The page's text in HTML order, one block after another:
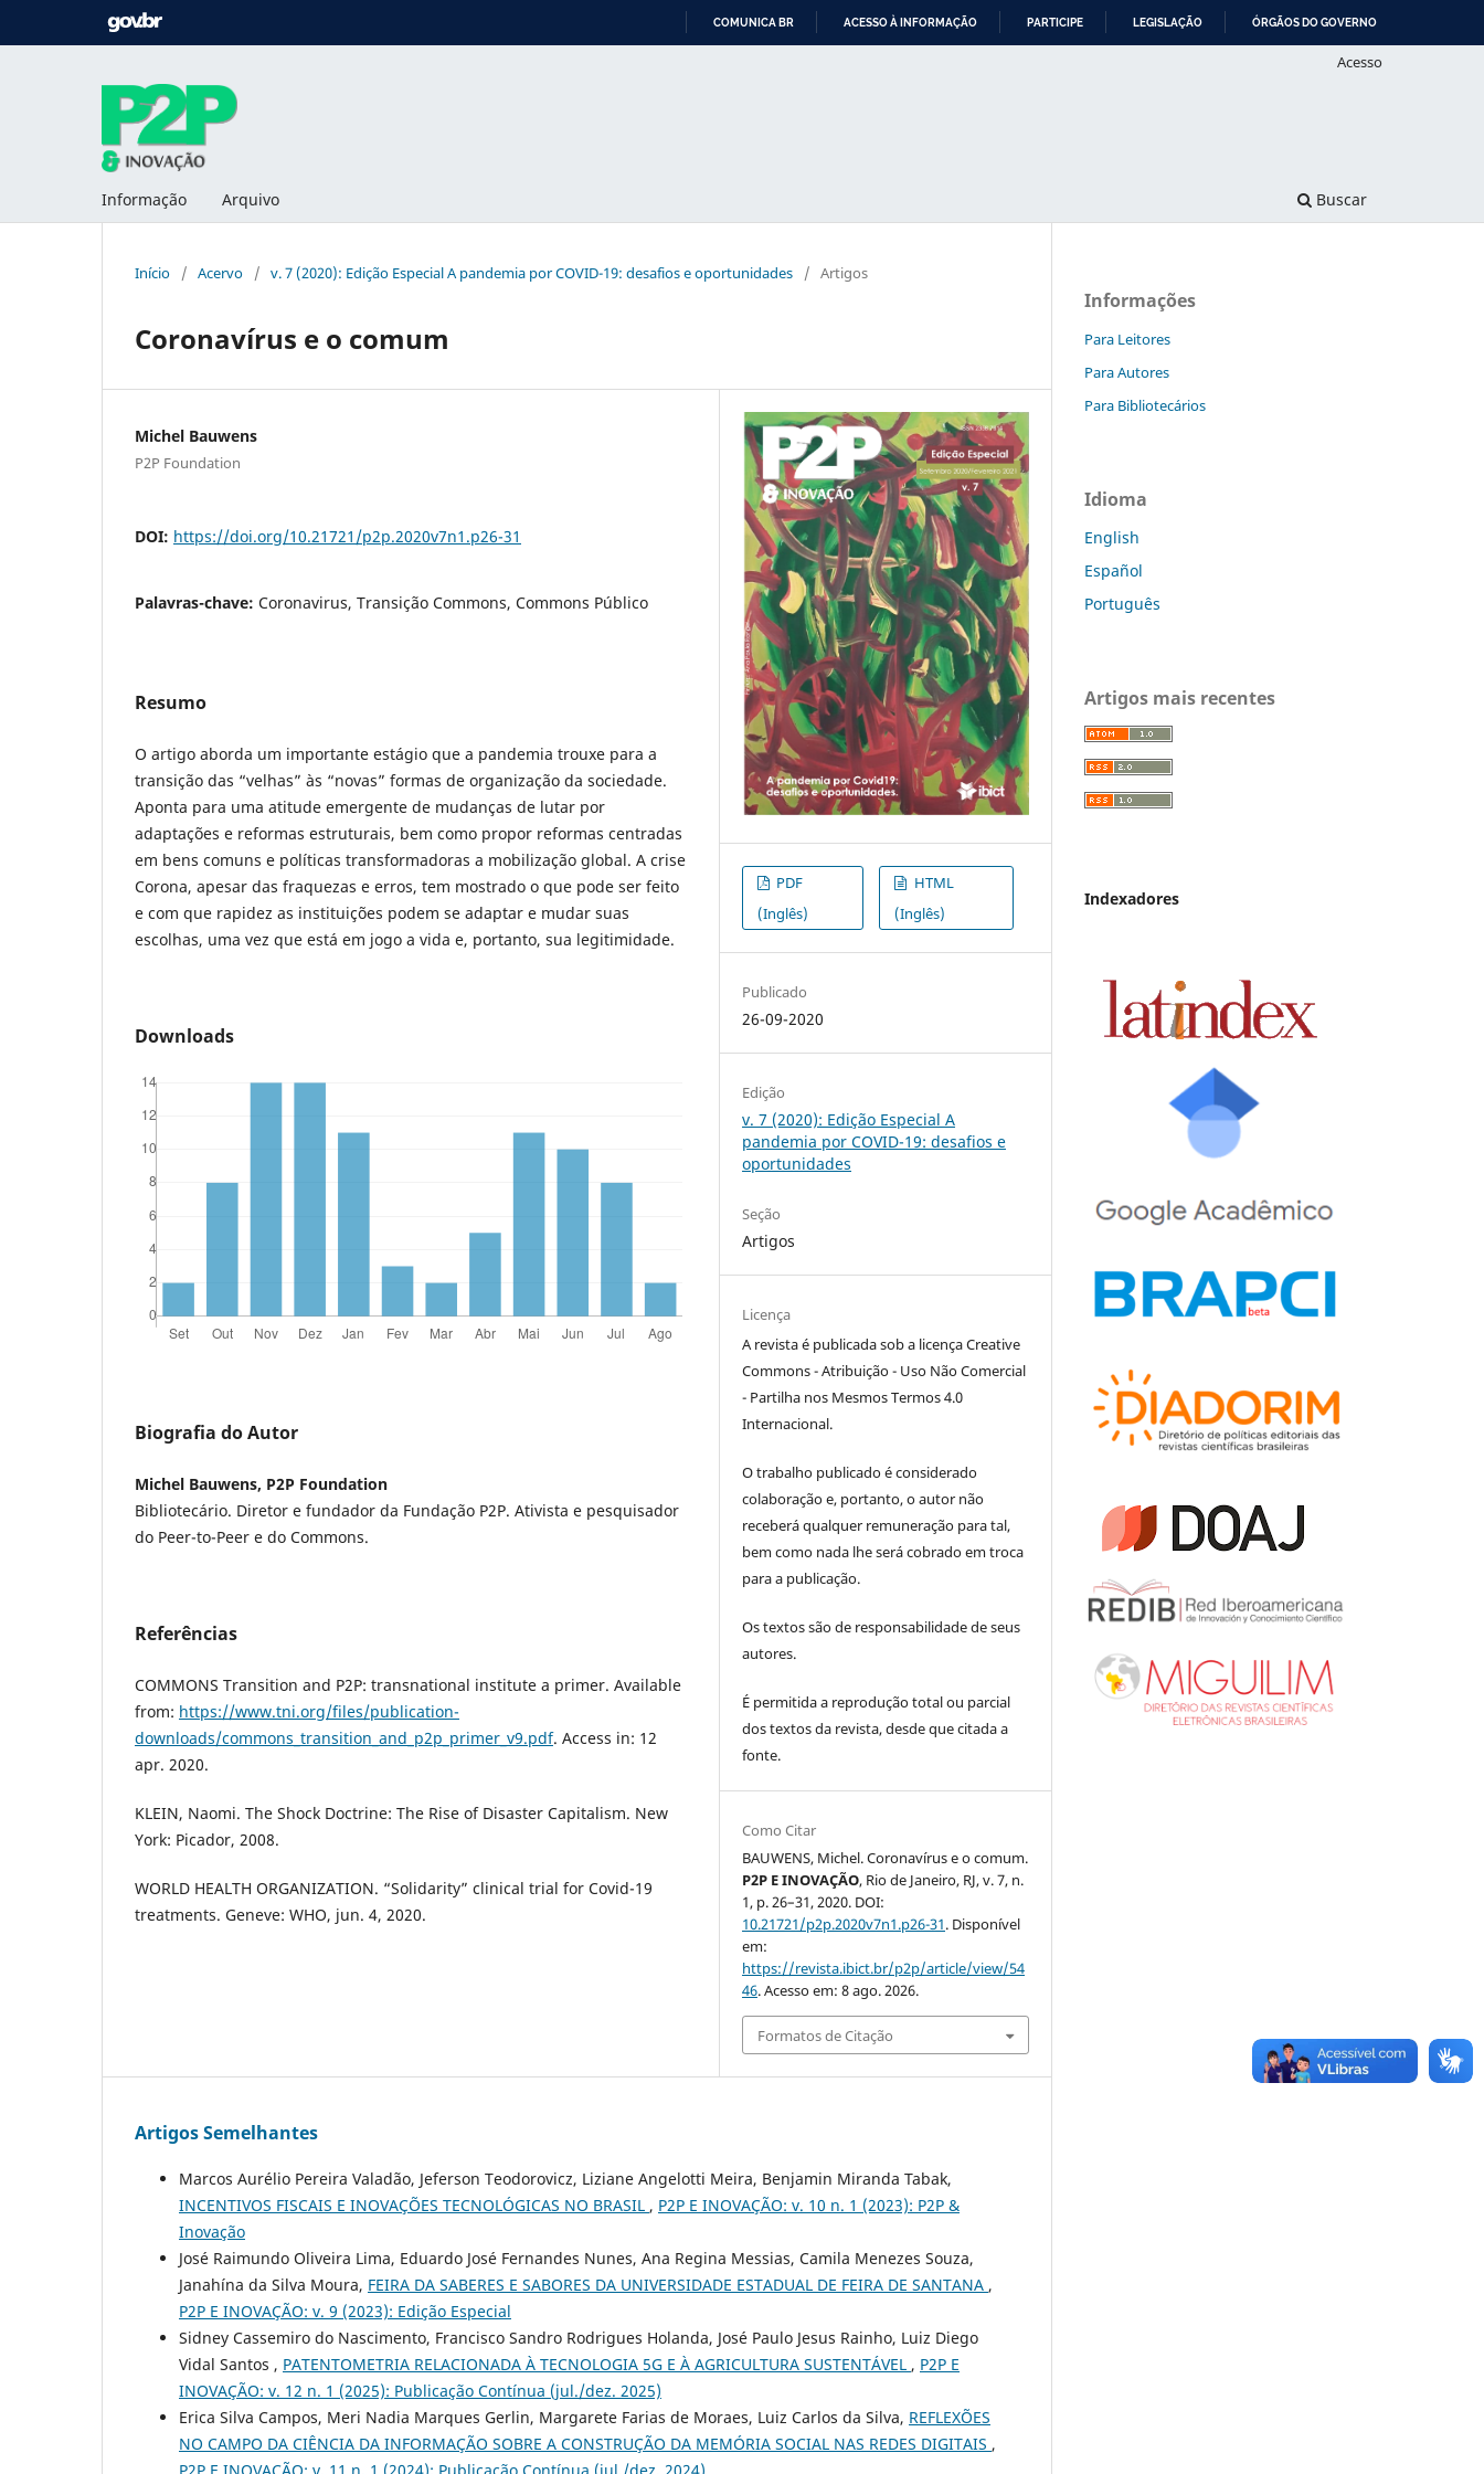
COMUNICA BR ACESSO À INFORMAÇÃO PARTICIPE LEGISLAÇÃO ÓRGÃOS DO GOVERNO
Informação Arquivo Buscar
Acesso
Início / Acervo / v. 7 (2020): Edição Especial A pandemia por COVID-19: desafios e oportunidades / Artigos
Coronavírus e o comum
Michel Bauwens
P2P Foundation
DOI: https://doi.org/10.21721/p2p.2020v7n1.p26-31
Palavras-chave: Coronavirus, Transição Commons, Commons Público
Resumo
O artigo aborda um importante estágio que a pandemia trouxe para a
transição das “velhas” às “novas” formas de organização da sociedade.
Aponta para uma atitude emergente de mudanças de lutar por
adaptações e reformas estruturais, bem como propor reformas centradas
em bens comuns e políticas transformadoras a mobilização global. A crise
Corona, apesar das fraquezas e erros, tem mostrado o que pode ser feito
e com que rapidez as instituições podem se adaptar e mudar suas
escolhas, uma vez que está em jogo a vida e, portanto, sua legitimidade.
Downloads
Biografia do Autor
Michel Bauwens, P2P Foundation
Bibliotecário. Diretor e fundador da Fundação P2P. Ativista e pesquisador
do Peer-to-Peer e do Commons.
Referências
COMMONS Transition and P2P: transnational institute a primer. Available
from: https://www.tni.org/files/publication-
downloads/commons_transition_and_p2p_primer_v9.pdf. Access in: 12
apr. 2020.
KLEIN, Naomi. The Shock Doctrine: The Rise of Disaster Capitalism. New
York: Picador, 2008.
WORLD HEALTH ORGANIZATION. “Solidarity” clinical trial for Covid-19
treatments. Geneve: WHO, jun. 4, 2020.
PDF
(Inglês)
HTML
(Inglês)
Publicado
26-09-2020
Edição
v. 7 (2020): Edição Especial A
pandemia por COVID-19: desafios e
oportunidades
Seção
Artigos
Licença
A revista é publicada sob a licença Creative
Commons - Atribuição - Uso Não Comercial
- Partilha nos Mesmos Termos 4.0
Internacional.
O trabalho publicado é considerado
colaboração e, portanto, o autor não
receberá qualquer remuneração para tal,
bem como nada lhe será cobrado em troca
para a publicação.
Os textos são de responsabilidade de seus
autores.
É permitida a reprodução total ou parcial
dos textos da revista, desde que citada a
fonte.
Como Citar
BAUWENS, Michel. Coronavírus e o comum.
P2P E INOVAÇÃO, Rio de Janeiro, RJ, v. 7, n.
1, p. 26–31, 2020. DOI:
10.21721/p2p.2020v7n1.p26-31. Disponível
em:
https://revista.ibict.br/p2p/article/view/54
46. Acesso em: 8 ago. 2026.
Formatos de Citação
Artigos Semelhantes
Marcos Aurélio Pereira Valadão, Jeferson Teodorovicz, Liziane Angelotti Meira, Benjamin Miranda Tabak,
INCENTIVOS FISCAIS E INOVAÇÕES TECNOLÓGICAS NO BRASIL , P2P E INOVAÇÃO: v. 10 n. 1 (2023): P2P &
Inovação
José Raimundo Oliveira Lima, Eduardo José Fernandes Nunes, Ana Regina Messias, Camila Menezes Souza,
Janahína da Silva Moura, FEIRA DA SABERES E SABORES DA UNIVERSIDADE ESTADUAL DE FEIRA DE SANTANA ,
P2P E INOVAÇÃO: v. 9 (2023): Edição Especial
Sidney Cassemiro do Nascimento, Francisco Sandro Rodrigues Holanda, José Paulo Jesus Rainho, Luiz Diego
Vidal Santos , PATENTOMETRIA RELACIONADA À TECNOLOGIA 5G E À AGRICULTURA SUSTENTÁVEL , P2P E
INOVAÇÃO: v. 12 n. 1 (2025): Publicação Contínua (jul./dez. 2025)
Erica Silva Campos, Meri Nadia Marques Gerlin, Margarete Farias de Moraes, Luiz Carlos da Silva, REFLEXÕES
NO CAMPO DA CIÊNCIA DA INFORMAÇÃO SOBRE A CONSTRUÇÃO DA MEMÓRIA SOCIAL NAS REDES DIGITAIS ,
Informações
Para Leitores
Para Autores
Para Bibliotecários
Idioma
English
Español
Português
Artigos mais recentes
Indexadores